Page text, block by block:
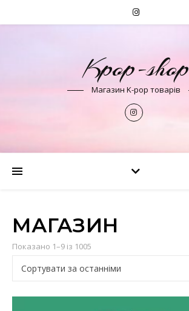
Kpop-shop
Магазин K-pop товарів
МАГАЗИН
Показано 1–9 із 1005